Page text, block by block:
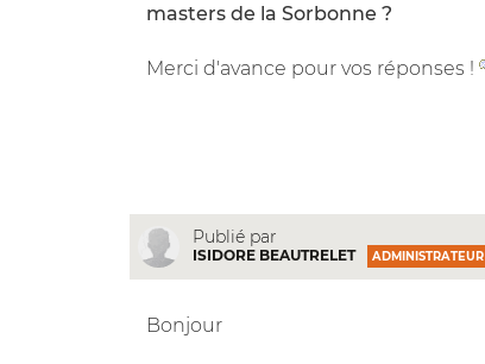
masters de la Sorbonne ?
Merci d'avance pour vos réponses !
Publié par
ISIDORE BEAUTRELET ADMINISTRATEUR
Bonjour